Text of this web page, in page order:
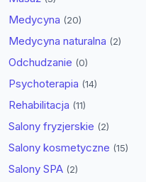
Medycyna (20)
Medycyna naturalna (2)
Odchudzanie (0)
Psychoterapia (14)
Rehabilitacja (11)
Salony fryzjerskie (2)
Salony kosmetyczne (15)
Salony SPA (2)